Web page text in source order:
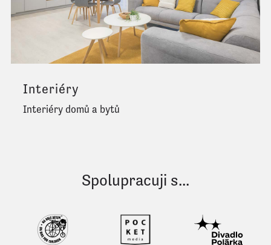
Interiéry
Interiéry domů a bytů
Spolupracuji s...